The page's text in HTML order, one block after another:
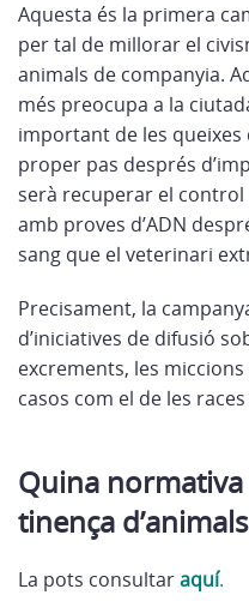
Aquesta és la primera
per tal de millorar el
animals de companyia.
més preocupa a la
important de les queixes
proper pas després
serà recuperar el
amb proves d’ADN
sang que el veterinari
Precisament, la
d’iniciatives de difusió
excrements, les
casos com el de les
Quina
tinença
La pots consultaraquí.